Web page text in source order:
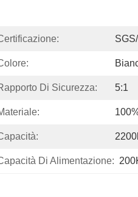
Di Sicurezza: 5:1
Di Alimentazione: